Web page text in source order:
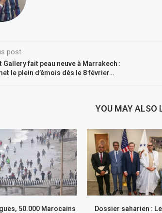
post
Gallery fait peau neuve à Marrakech :
le plein d’émois dès le 8 février…
YOU MAY ALSO
50.000 Marocains
Dossier saharien :